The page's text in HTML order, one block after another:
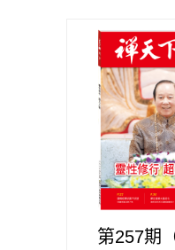
第257期